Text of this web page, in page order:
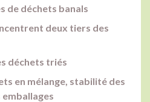
de déchets banals
deux tiers des
déchets triés
en mélange, stabilité des